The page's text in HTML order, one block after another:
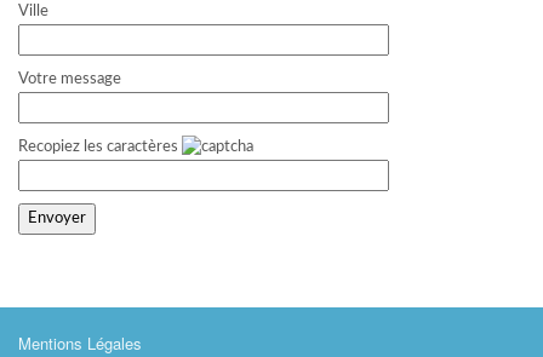
Ville
Votre message
Recopiez les caractères
Mentions Légales